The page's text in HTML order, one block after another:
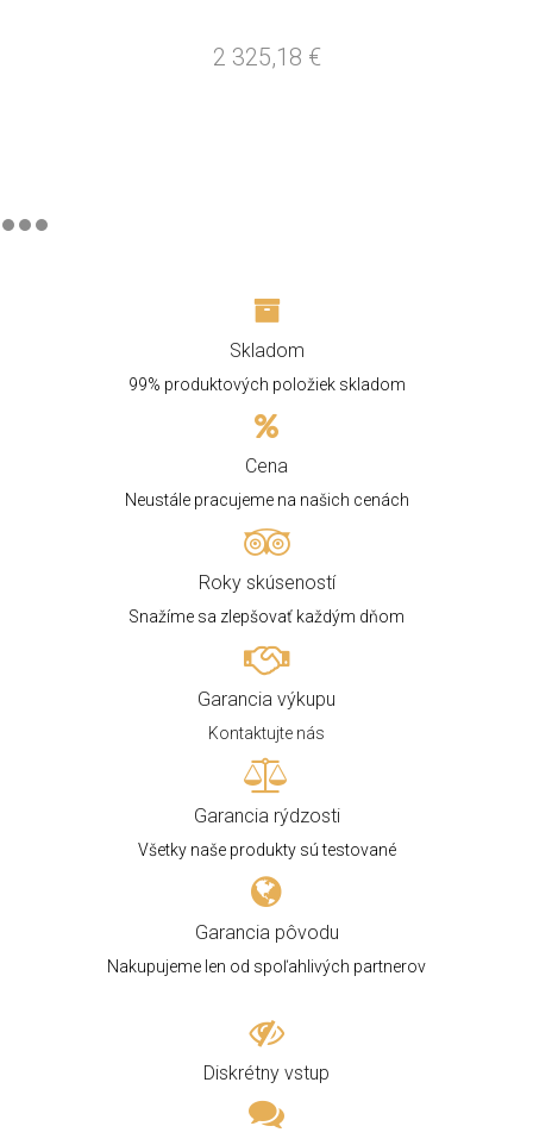
2 325,18 €
Skladom
99% produktových položiek skladom
Cena
Neustále pracujeme na našich cenách
Roky skúseností
Snažíme sa zlepšovať každým dňom
Garancia výkupu
Kontaktujte nás
Garancia rýdzosti
Všetky naše produkty sú testované
Garancia pôvodu
Nakupujeme len od spoľahlivých partnerov
Diskrétny vstup